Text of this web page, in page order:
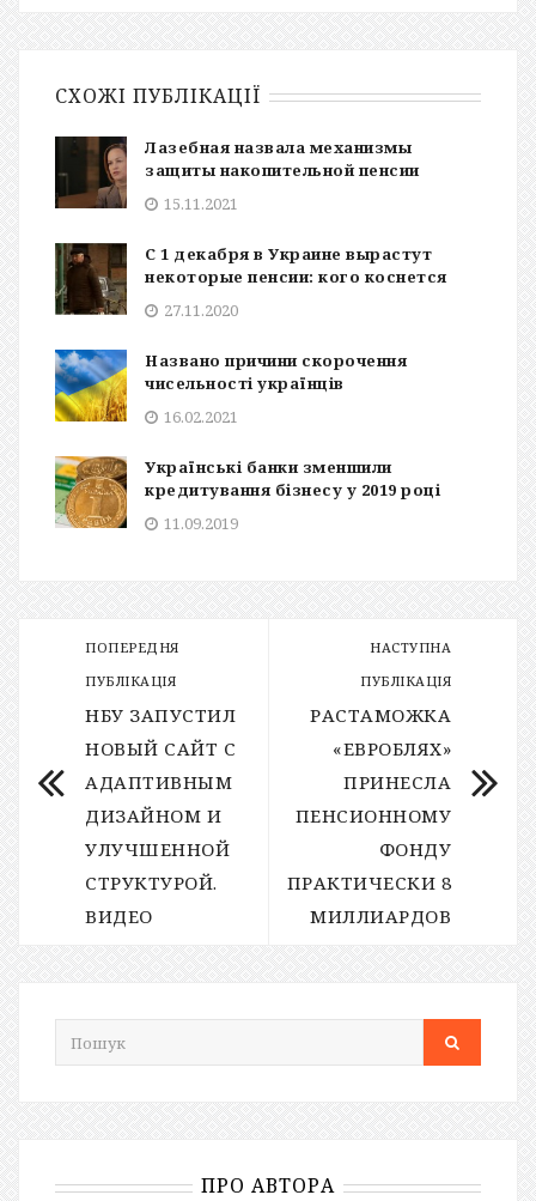
СХОЖІ ПУБЛІКАЦІЇ
Лазебная назвала механизмы
защиты накопительной пенсии
15.11.2021
С 1 декабря в Украине вырастут
некоторые пенсии: кого коснется
27.11.2020
Названо причини скорочення
чисельності українців
16.02.2021
Українські банки зменшили
кредитування бізнесу у 2019 році
11.09.2019
ПОПЕРЕДНЯ
ПУБЛІКАЦІЯ
НБУ ЗАПУСТИЛ
НОВЫЙ САЙТ С
АДАПТИВНЫМ
ДИЗАЙНОМ И
УЛУЧШЕННОЙ
СТРУКТУРОЙ.
ВИДЕО
НАСТУПНА
ПУБЛІКАЦІЯ
РАСТАМОЖКА
«ЕВРОБЛЯХ»
ПРИНЕСЛА
ПЕНСИОННОМУ
ФОНДУ
ПРАКТИЧЕСКИ 8
МИЛЛИАРДОВ
ПРО АВТОРА